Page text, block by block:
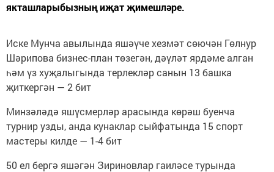
якташларыбызның иҗат җимешләре.
Иске Мунча авылында яшәүче хезмәт сөючән Гөлнур
Шәрипова бизнес-план төзегән, дәүләт ярдәме алган
һәм үз хуҗалыгында терлекләр санын 13 башка
җиткергән — 2 бит
Минзәләдә яшүсмерләр арасында көрәш буенча
турнир узды, анда кунаклар сыйфатында 15 спорт
мастеры килде — 1-4 бит
50 ел бергә яшәгән Зириновлар гаиләсе турында